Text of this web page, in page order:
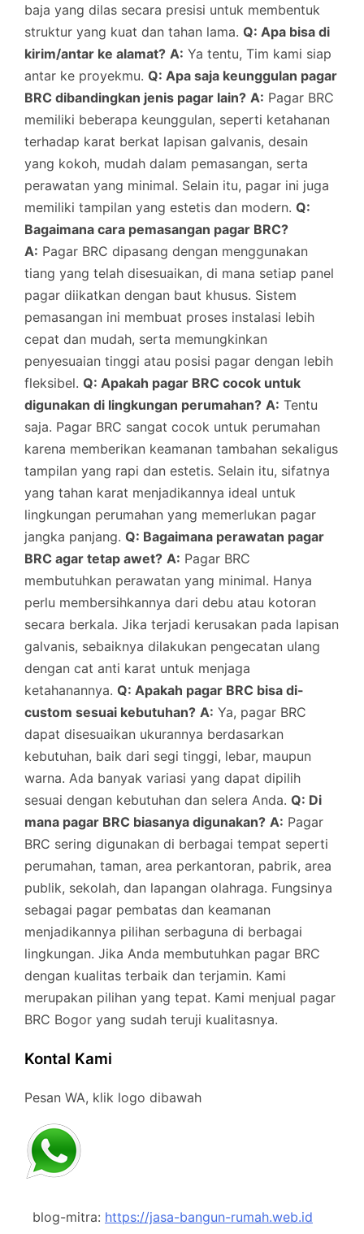
baja yang dilas secara presisi untuk membentuk
struktur yang kuat dan tahan lama. Q: Apa bisa di
kirim/antar ke alamat? A: Ya tentu, Tim kami siap
antar ke proyekmu. Q: Apa saja keunggulan pagar
BRC dibandingkan jenis pagar lain? A: Pagar BRC
memiliki beberapa keunggulan, seperti ketahanan
terhadap karat berkat lapisan galvanis, desain
yang kokoh, mudah dalam pemasangan, serta
perawatan yang minimal. Selain itu, pagar ini juga
memiliki tampilan yang estetis dan modern. Q:
Bagaimana cara pemasangan pagar BRC?
A: Pagar BRC dipasang dengan menggunakan
tiang yang telah disesuaikan, di mana setiap panel
pagar diikatkan dengan baut khusus. Sistem
pemasangan ini membuat proses instalasi lebih
cepat dan mudah, serta memungkinkan
penyesuaian tinggi atau posisi pagar dengan lebih
fleksibel. Q: Apakah pagar BRC cocok untuk
digunakan di lingkungan perumahan? A: Tentu
saja. Pagar BRC sangat cocok untuk perumahan
karena memberikan keamanan tambahan sekaligus
tampilan yang rapi dan estetis. Selain itu, sifatnya
yang tahan karat menjadikannya ideal untuk
lingkungan perumahan yang memerlukan pagar
jangka panjang. Q: Bagaimana perawatan pagar
BRC agar tetap awet? A: Pagar BRC
membutuhkan perawatan yang minimal. Hanya
perlu membersihkannya dari debu atau kotoran
secara berkala. Jika terjadi kerusakan pada lapisan
galvanis, sebaiknya dilakukan pengecatan ulang
dengan cat anti karat untuk menjaga
ketahanannya. Q: Apakah pagar BRC bisa di-
custom sesuai kebutuhan? A: Ya, pagar BRC
dapat disesuaikan ukurannya berdasarkan
kebutuhan, baik dari segi tinggi, lebar, maupun
warna. Ada banyak variasi yang dapat dipilih
sesuai dengan kebutuhan dan selera Anda. Q: Di
mana pagar BRC biasanya digunakan? A: Pagar
BRC sering digunakan di berbagai tempat seperti
perumahan, taman, area perkantoran, pabrik, area
publik, sekolah, dan lapangan olahraga. Fungsinya
sebagai pagar pembatas dan keamanan
menjadikannya pilihan serbaguna di berbagai
lingkungan. Jika Anda membutuhkan pagar BRC
dengan kualitas terbaik dan terjamin. Kami
merupakan pilihan yang tepat. Kami menjual pagar
BRC Bogor yang sudah teruji kualitasnya.
Kontal Kami
Pesan WA, klik logo dibawah
blog-mitra: https://jasa-bangun-rumah.web.id